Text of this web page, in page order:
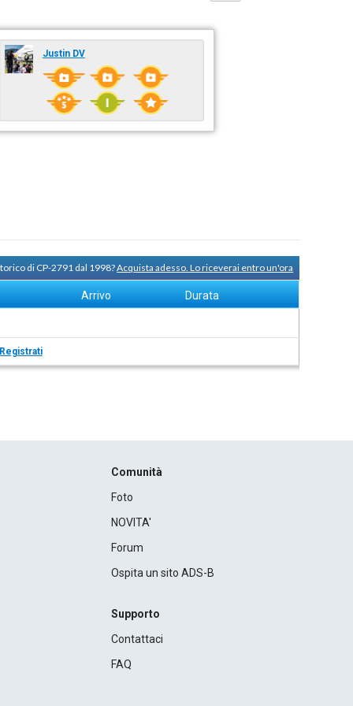
Justin DV
di CP-2791 dal 1998?Acquista adesso. Lo riceverai entro un'ora
Arrivo Durata
Comunità
Foto
NOVITA'
Forum
Ospita un sito ADS-B
Supporto
Contattaci
FAQ